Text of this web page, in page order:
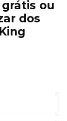
ou
dos